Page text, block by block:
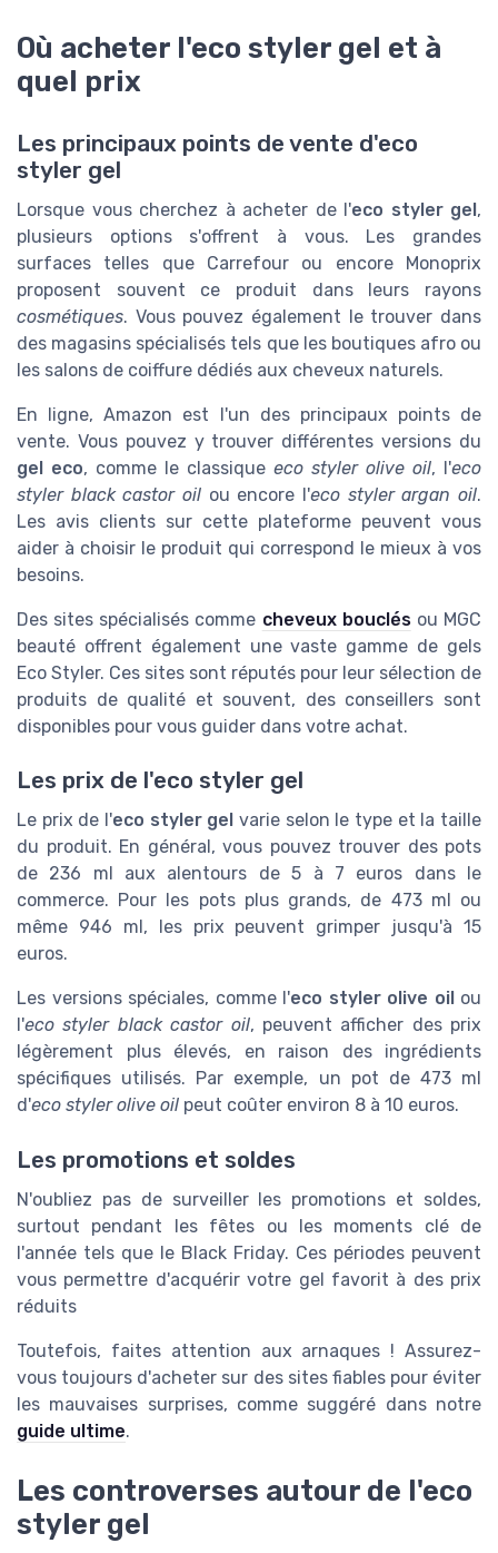
Où acheter l'eco styler gel et à
quel prix
Les principaux points de vente d'eco
styler gel
Lorsque vous cherchez à acheter de l'eco styler gel,
plusieurs options s'offrent à vous. Les grandes
surfaces telles que Carrefour ou encore Monoprix
proposent souvent ce produit dans leurs rayons
cosmétiques. Vous pouvez également le trouver dans
des magasins spécialisés tels que les boutiques afro ou
les salons de coiffure dédiés aux cheveux naturels.
En ligne, Amazon est l'un des principaux points de
vente. Vous pouvez y trouver différentes versions du
gel eco, comme le classique eco styler olive oil, l'eco
styler black castor oil ou encore l'eco styler argan oil.
Les avis clients sur cette plateforme peuvent vous
aider à choisir le produit qui correspond le mieux à vos
besoins.
Des sites spécialisés comme cheveux bouclésou MGC
beauté offrent également une vaste gamme de gels
Eco Styler. Ces sites sont réputés pour leur sélection de
produits de qualité et souvent, des conseillers sont
disponibles pour vous guider dans votre achat.
Les prix de l'eco styler gel
Le prix de l'eco styler gel varie selon le type et la taille
du produit. En général, vous pouvez trouver des pots
de 236 ml aux alentours de 5 à 7 euros dans le
commerce. Pour les pots plus grands, de 473 ml ou
même 946 ml, les prix peuvent grimper jusqu'à 15
euros.
Les versions spéciales, comme l'eco styler olive oil ou
l'eco styler black castor oil, peuvent afficher des prix
légèrement plus élevés, en raison des ingrédients
spécifiques utilisés. Par exemple, un pot de 473 ml
d'eco styler olive oil peut coûter environ 8 à 10 euros.
Les promotions et soldes
N'oubliez pas de surveiller les promotions et soldes,
surtout pendant les fêtes ou les moments clé de
l'année tels que le Black Friday. Ces périodes peuvent
vous permettre d'acquérir votre gel favorit à des prix
réduits
Toutefois, faites attention aux arnaques ! Assurez-
vous toujours d'acheter sur des sites fiables pour éviter
les mauvaises surprises, comme suggéré dans notre
guide ultime.
Les controverses autour de l'eco
styler gel